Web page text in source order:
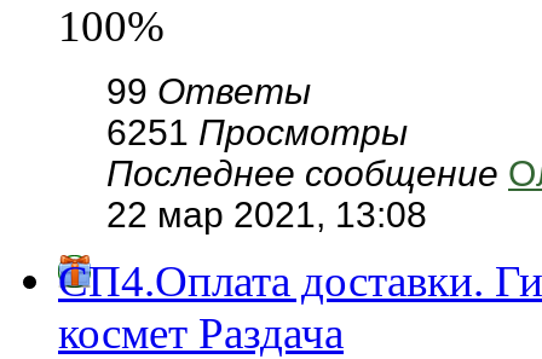
100%
99 Ответы
6251 Просмотры
Последнее сообщение
22 мар 2021, 13:08
СП4.Оплата доставки.
космет Раздача